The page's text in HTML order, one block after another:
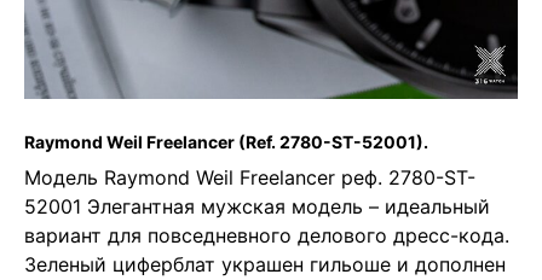
Raymond Weil Freelancer (Ref. 2780-ST-52001).
Модель Raymond Weil Freelancer реф. 2780-ST-
52001 Элегантная мужская модель – идеальный
вариант для повседневного делового дресс-кода.
Зеленый циферблат украшен гильоше и дополнен